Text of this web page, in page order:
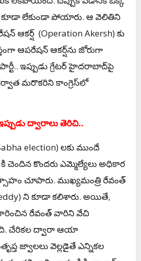
కూడా లేకుండా పోయారు. ఆ వెలితిని
ఆక‌ర్ష్ (Operation Akersh)కు
ఆపరేషన్‌ ఆకర్ష్‌ను జోరుగా
ఇప్పుడు గ్రేటర్‌ హైదరాబాద్‌పై
మ‌రొక‌రిని కాంగ్రెస్‌లో
ద్వారాలు తెరిచి..
election) ల‌కు ముందే
చెందిన కొంద‌రు ఎమ్మెల్యేలు అధికార
చూపారు. ముఖ్య‌మంత్రి రేవంత్
ని కూడా క‌లిశారు. అయితే,
రేవంత్ వారిని వేచి
చేరిక‌ల ద్వారా ఆయా
జ్వాల‌లు వెల్ల‌డైతే ఎన్నిక‌ల